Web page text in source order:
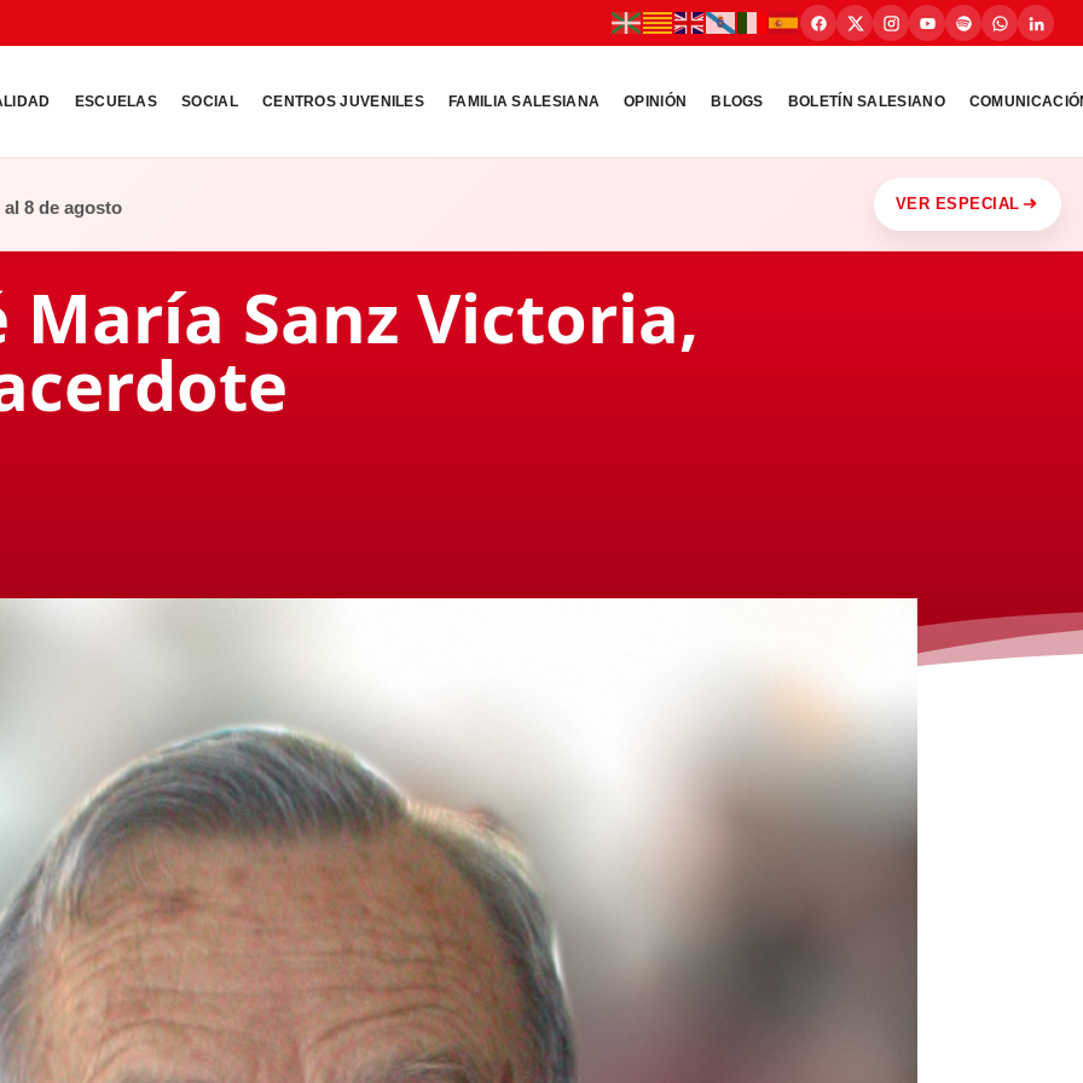
ESCUELAS SOCIAL CENTROS JUVENILES FAMILIA SALESIANA OPINIÓN BLOGS BOLETÍN SALESIANO
8 de agosto VER ESPECIAL
María Sanz Victoria,